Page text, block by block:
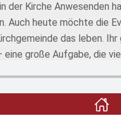
der Kirche Anwesenden
Auch heute möchte die
das leben. Ihr
eine große Aufgabe, die viel
erfordert.
Portal, das von
führte, hat die